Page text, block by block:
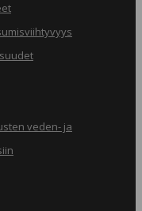
veden- ja